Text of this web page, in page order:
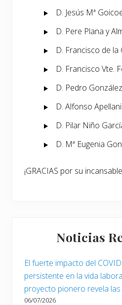
D. Jesús Mª
D. Pere Plana y
D. Francisco de la
D. Francisco Vte.
D. Pedro
D. Alfonso
D. Pilar Niño
D. Mª Eugenia
¡GRACIAS por su
principal
Noticias
El fuerte impacto del COVID
persistente en la vida
proyecto pionero revela
06/07/2026